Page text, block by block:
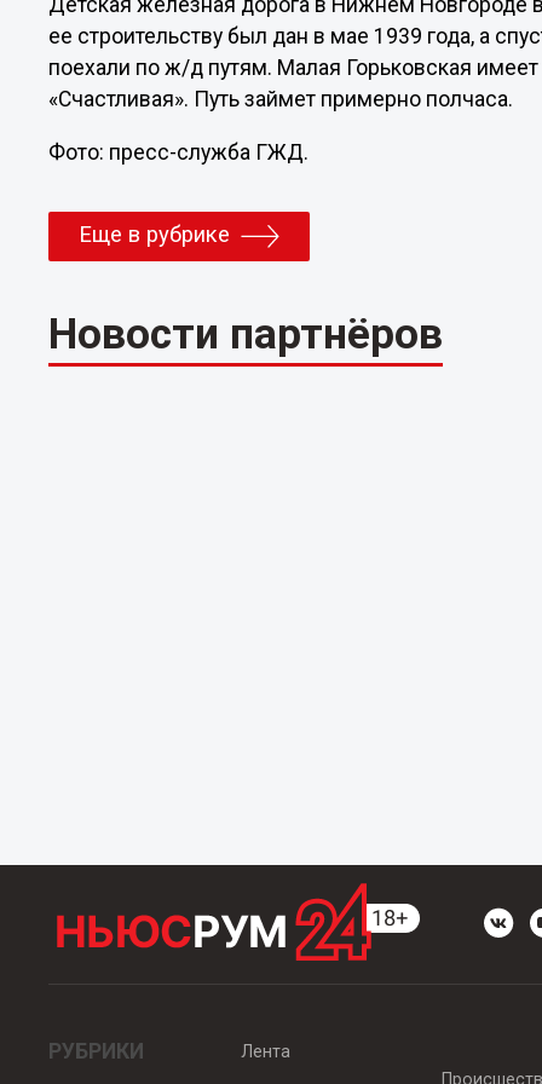
Детская железная дорога в Нижнем Новгороде
ее строительству был дан в мае 1939 года, а
поехали по ж/д путям. Малая Горьковская
«Счастливая». Путь займет примерно полчаса.
Фото: пресс-служба ГЖД.
Еще в рубрике
Новости партнёров
РУБРИКИ
Лента